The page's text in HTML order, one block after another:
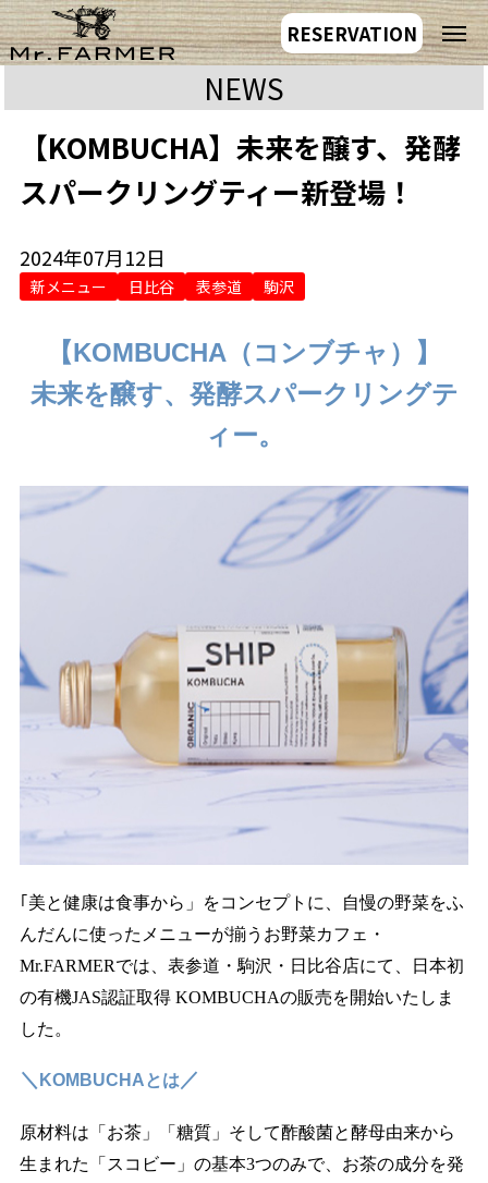
RESERVATION
NEWS
【KOMBUCHA】未来を醸す、発酵
スパークリングティー新登場！
2024年07月12日
新メニュー 日比谷 表参道 駒沢
【KOMBUCHA（コンブチャ）】
未来を醸す、発酵スパークリングテ
ィー。
｢美と健康は食事から」をコンセプトに、自慢の野菜をふ
んだんに使ったメニューが揃うお野菜カフェ・
Mr.FARMERでは、表参道・駒沢・日比谷店にて、日本初
の有機JAS認証取得 KOMBUCHAの販売を開始いたしま
した。
＼ KOMBUCHAとは ／
原材料は「お茶」「糖質」そして酢酸菌と酵母由来から
生まれた「スコビー」の基本3つのみで、お茶の成分を発